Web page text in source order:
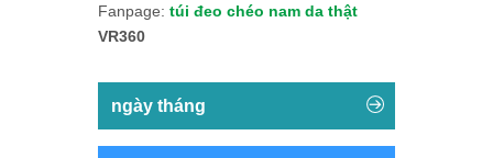
Fanpage: túi đeo chéo nam da thật
VR360
ngày tháng